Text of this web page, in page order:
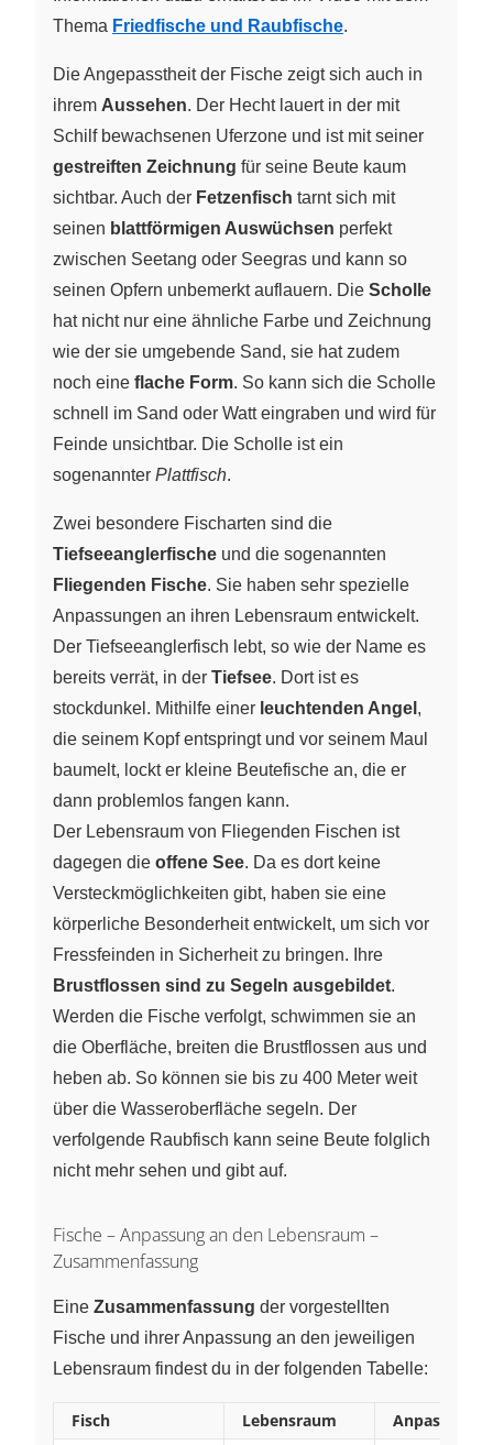
Thema Friedfische und Raubfische.
Die Angepasstheit der Fische zeigt sich auch in
ihrem Aussehen. Der Hecht lauert in der mit
Schilf bewachsenen Uferzone und ist mit seiner
gestreiften Zeichnung für seine Beute kaum
sichtbar. Auch der Fetzenfisch tarnt sich mit
seinen blattförmigen Auswüchsen perfekt
zwischen Seetang oder Seegras und kann so
seinen Opfern unbemerkt auflauern. Die Scholle
hat nicht nur eine ähnliche Farbe und Zeichnung
wie der sie umgebende Sand, sie hat zudem
noch eine flache Form. So kann sich die Scholle
schnell im Sand oder Watt eingraben und wird für
Feinde unsichtbar. Die Scholle ist ein
sogenannter Plattfisch.
Zwei besondere Fischarten sind die
Tiefseeanglerfische und die sogenannten
Fliegenden Fische. Sie haben sehr spezielle
Anpassungen an ihren Lebensraum entwickelt.
Der Tiefseeanglerfisch lebt, so wie der Name es
bereits verrät, in der Tiefsee. Dort ist es
stockdunkel. Mithilfe einer leuchtenden Angel ,
die seinem Kopf entspringt und vor seinem Maul
baumelt, lockt er kleine Beutefische an, die er
dann problemlos fangen kann.
Der Lebensraum von Fliegenden Fischen ist
dagegen die offene See. Da es dort keine
Versteckmöglichkeiten gibt, haben sie eine
körperliche Besonderheit entwickelt, um sich vor
Fressfeinden in Sicherheit zu bringen. Ihre
Brustflossen sind zu Segeln ausgebildet.
Werden die Fische verfolgt, schwimmen sie an
die Oberfläche, breiten die Brustflossen aus und
heben ab. So können sie bis zu 400 Meter weit
über die Wasseroberfläche segeln. Der
verfolgende Raubfisch kann seine Beute folglich
nicht mehr sehen und gibt auf.
Fische – Anpassung an den Lebensraum –
Zusammenfassung
Eine Zusammenfassung der vorgestellten
Fische und ihrer Anpassung an den jeweiligen
Lebensraum findest du in der folgenden Tabelle:
Fisch Lebensraum Anpassung